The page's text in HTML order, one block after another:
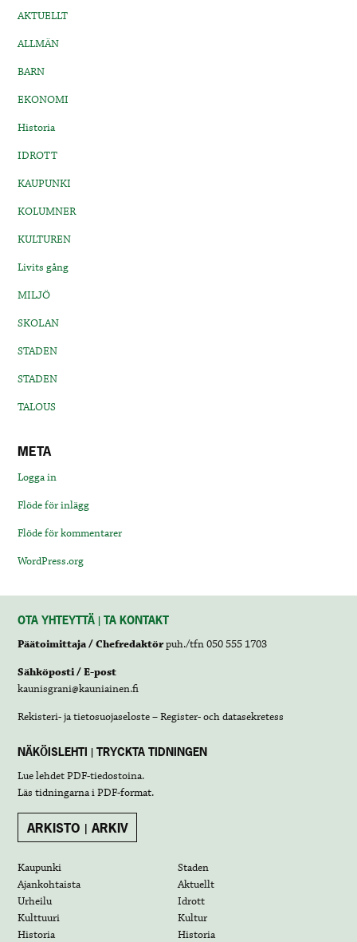
AKTUELLT
ALLMÄN
BARN
EKONOMI
Historia
IDROTT
KAUPUNKI
KOLUMNER
KULTUREN
Livits gång
MILJÖ
SKOLAN
STADEN
STADEN
TALOUS
META
Logga in
Flöde för inlägg
Flöde för kommentarer
WordPress.org
OTA YHTEYTTÄ | TA KONTAKT
Päätoimittaja / Chefredaktörpuh./tfn 050 555 1703
Sähköposti / E-post
kaunisgrani@kauniainen.fi
Rekisteri- ja tietosuojaseloste – Register- och datasekretess
NÄKÖISLEHTI | TRYCKTA TIDNINGEN
Lue lehdetPDF-tiedostoina.
Läs tidningarna iPDF-format.
ARKISTO | ARKIV
Kaupunki
Staden
Ajankohtaista
Aktuellt
Urheilu
Idrott
Kulttuuri
Kultur
Historia
Historia